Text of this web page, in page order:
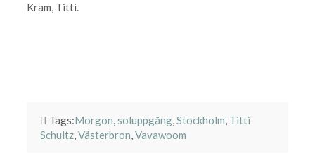
Kram, Titti.
Tags:Morgon ,soluppgång ,Stockholm Titti
Schultz, Västerbron Vavawoom